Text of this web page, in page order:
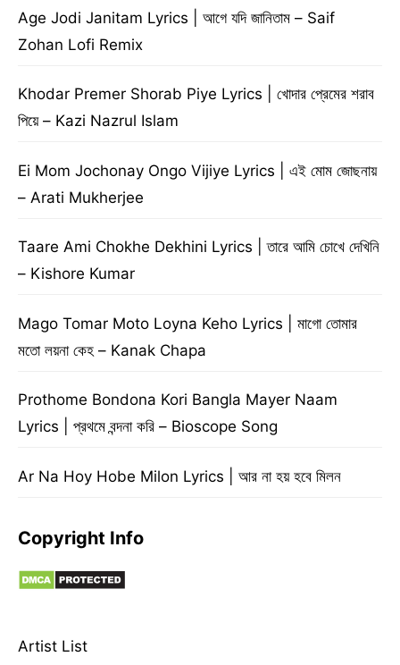
Age Jodi Janitam Lyrics | আগে যদি জানিতাম – Saif
Zohan Lofi Remix
Khodar Premer Shorab Piye Lyrics | খোদার প্রেমের শরাব
পিয়ে – Kazi Nazrul Islam
Ei Mom Jochonay Ongo Vijiye Lyrics | এই মোম জোছনায়
– Arati Mukherjee
Taare Ami Chokhe Dekhini Lyrics | তারে আমি চোখে দেখিনি
– Kishore Kumar
Mago Tomar Moto Loyna Keho Lyrics | মাগো তোমার
মতো লয়না কেহ – Kanak Chapa
Prothome Bondona Kori Bangla Mayer Naam
Lyrics | প্রথমে বন্দনা করি – Bioscope Song
Ar Na Hoy Hobe Milon Lyrics | আর না হয় হবে মিলন
Copyright Info
Artist List